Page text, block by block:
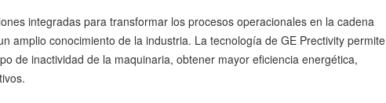
integradas para transformar los procesos operacionales en la cadena
amplio conocimiento de la industria. La tecnología de GE Prectivity permite
de inactividad de la maquinaria, obtener mayor eficiencia energética,